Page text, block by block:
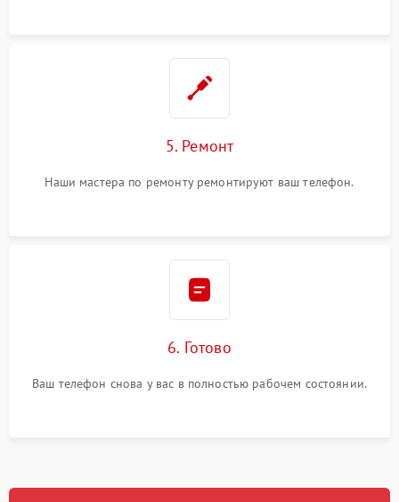
5. Ремонт
Наши мастера по ремонту ремонтируют ваш телефон.
6. Готово
Ваш телефон снова у вас в полностью рабочем состоянии.